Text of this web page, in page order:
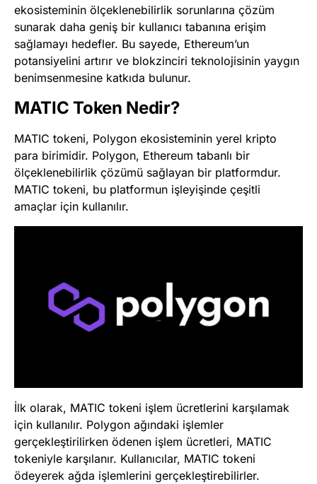
ekosisteminin ölçeklenebilirlik sorunlarına çözüm
sunarak daha geniş bir kullanıcı tabanına erişim
sağlamayı hedefler. Bu sayede, Ethereum’un
potansiyelini artırır ve blokzinciri teknolojisinin yaygın
benimsenmesine katkıda bulunur.
MATIC Token Nedir?
MATIC tokeni, Polygon ekosisteminin yerel kripto
para birimidir. Polygon, Ethereum tabanlı bir
ölçeklenebilirlik çözümü sağlayan bir platformdur.
MATIC tokeni, bu platformun işleyişinde çeşitli
amaçlar için kullanılır.
İlk olarak, MATIC tokeni işlem ücretlerini karşılamak
için kullanılır. Polygon ağındaki işlemler
gerçekleştirilirken ödenen işlem ücretleri, MATIC
tokeniyle karşılanır. Kullanıcılar, MATIC tokeni
ödeyerek ağda işlemlerini gerçekleştirebilirler.